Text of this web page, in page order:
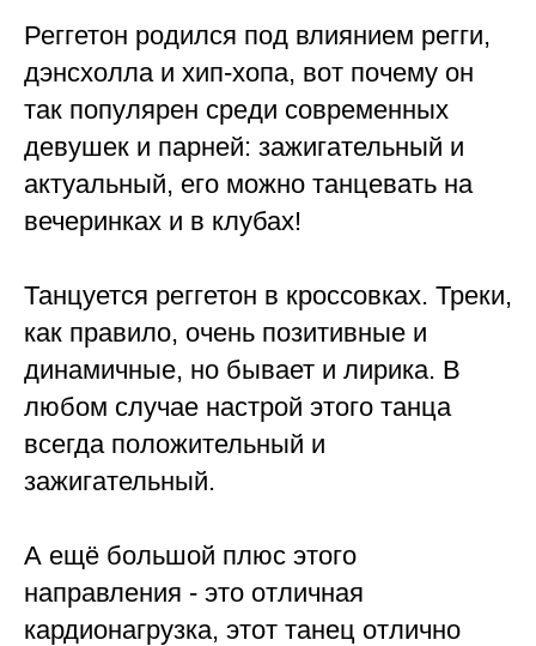
Реггетон родился под влиянием регги,
дэнсхолла и хип-хопа, вот почему он
так популярен среди современных
девушек и парней: зажигательный и
актуальный, его можно танцевать на
вечеринках и в клубах!
Танцуется реггетон в кроссовках. Треки,
как правило, очень позитивные и
динамичные, но бывает и лирика. В
любом случае настрой этого танца
всегда положительный и
зажигательный.
А ещё большой плюс этого
направления - это отличная
кардионагрузка, этот танец отлично